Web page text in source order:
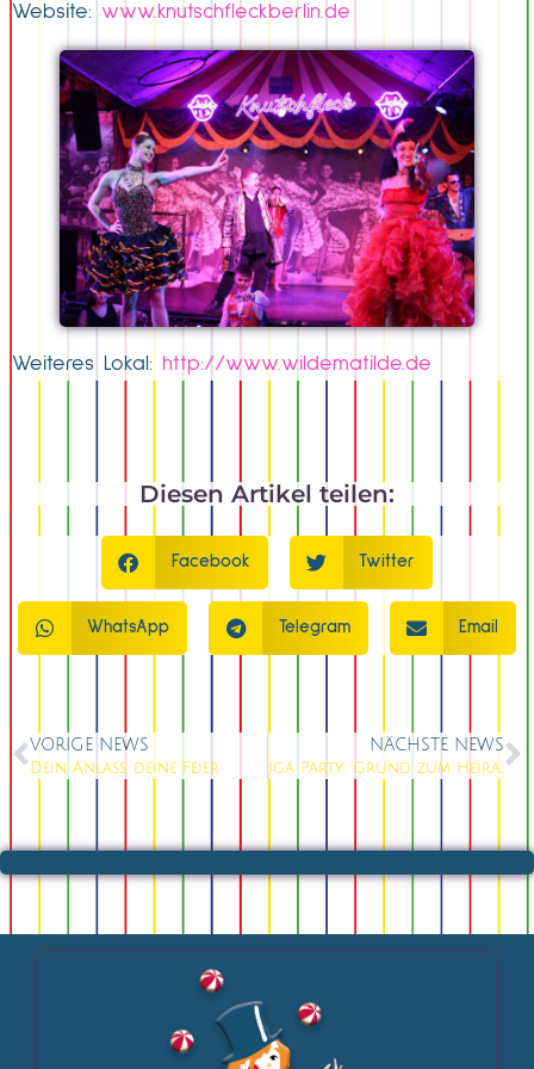
Website: www.knutschfleckberlin.de
Weiteres Lokal: http://www.wildematilde.de
Diesen Artikel teilen:
Facebook Twitter
WhatsApp Telegram Email
VORIGE NEWS
Dein Anlass, deine Feier
NÄCHSTE NEWS
Jga Party: Grund zum Heiraten